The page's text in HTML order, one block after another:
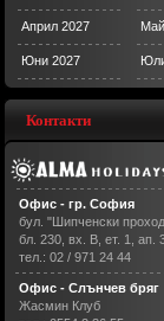
Април 2027
Юни 2027
Контакти
Офис - гр. София
бул. "Шипченски
бл. 230, вх. В, ет. 1, ап.
тел.: 02 / 971 24 44
Офис - Слънчев бряг
Жасмин Клуб